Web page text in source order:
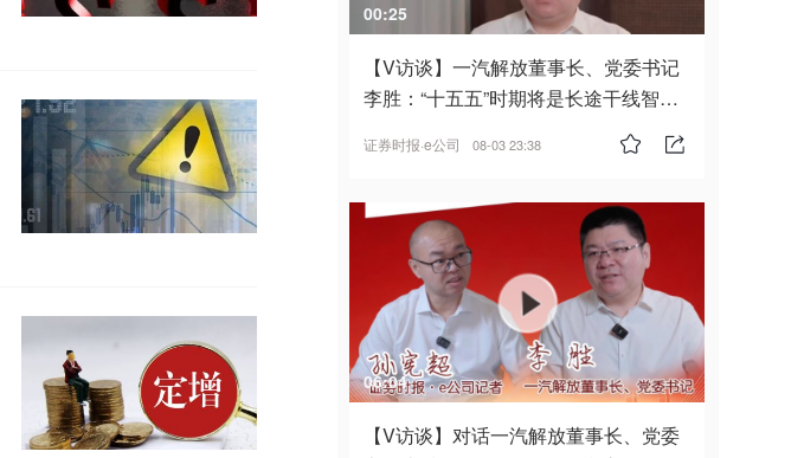
00:25
【V访谈】一汽解放董事长、党委书记
李胜：“十五五”时期将是长途干线智能
证券时报·e公司 08-03 23:38
06:04
【V访谈】对话一汽解放董事长、党委